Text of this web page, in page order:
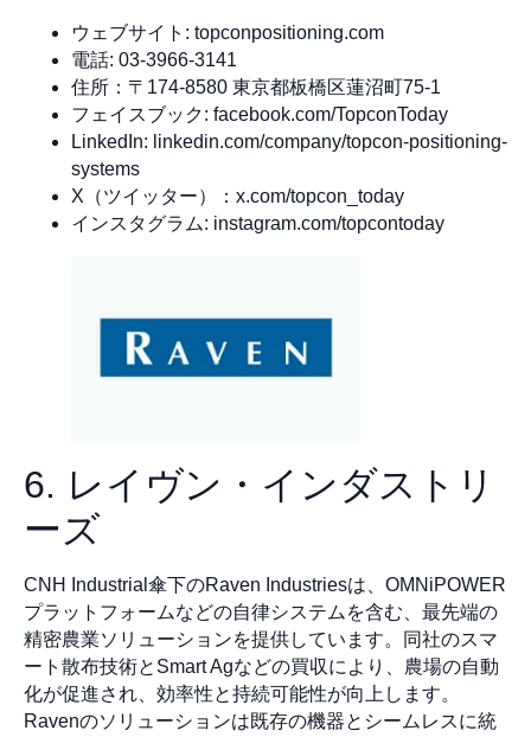
ウェブサイト: topconpositioning.com
電話: 03-3966-3141
住所：〒174-8580 東京都板橋区蓮沼町75-1
フェイスブック: facebook.com/TopconToday
LinkedIn: linkedin.com/company/topcon-positioning-
systems
X（ツイッター）：x.com/topcon_today
インスタグラム: instagram.com/topcontoday
6. レイヴン・インダストリ
ーズ
CNH Industrial傘下のRaven Industriesは、OMNiPOWER
プラットフォームなどの自律システムを含む、最先端の
精密農業ソリューションを提供しています。同社のスマ
ート散布技術とSmart Agなどの買収により、農場の自動
化が促進され、効率性と持続可能性が向上します。
Ravenのソリューションは既存の機器とシームレスに統